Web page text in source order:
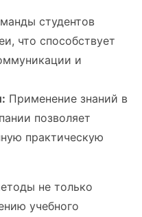
студентов
что способствует
и
Применение знаний в
позволяет
практическую
не только
учебного